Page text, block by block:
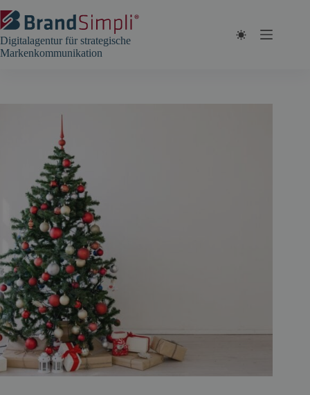
Inhalt
springen
Digitalagentur für strategische
Markenkommunikation